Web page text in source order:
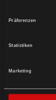
Präferenzen
Statistiken
Marketing